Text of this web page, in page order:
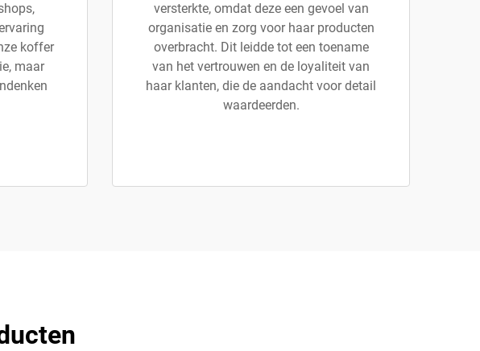
koffer
maar
versterkte, omdat deze een gevoel van
organisatie en zorg voor haar producten
overbracht. Dit leidde tot een toename
van het vertrouwen en de loyaliteit van
haar klanten, die de aandacht voor detail
waardeerden.